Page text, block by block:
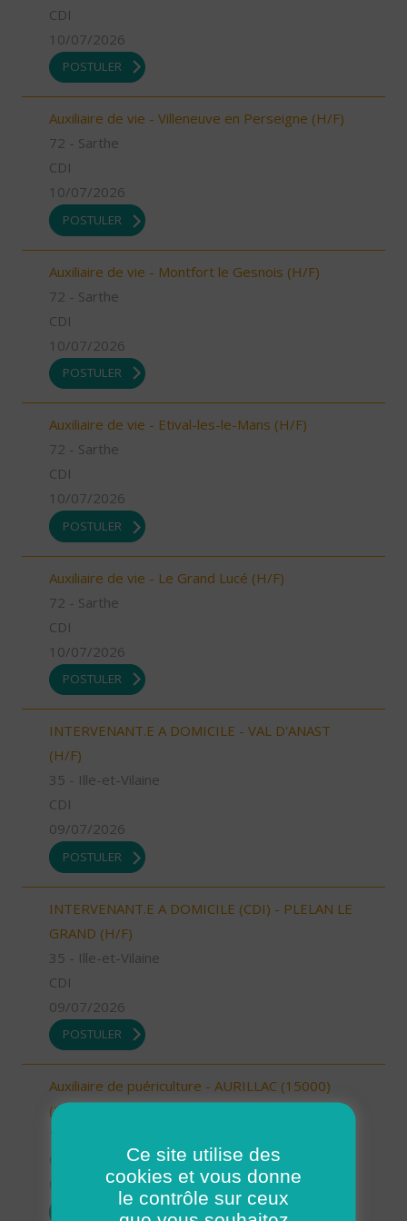
CDI
10/07/2026
POSTULER
Auxiliaire de vie - Villeneuve en Perseigne (H/F)
72 - Sarthe
CDI
10/07/2026
POSTULER
Auxiliaire de vie - Montfort le Gesnois (H/F)
72 - Sarthe
CDI
10/07/2026
POSTULER
Auxiliaire de vie - Etival-les-le-Mans (H/F)
72 - Sarthe
CDI
10/07/2026
POSTULER
Auxiliaire de vie - Le Grand Lucé (H/F)
72 - Sarthe
CDI
10/07/2026
POSTULER
INTERVENANT.E A DOMICILE - VAL D'ANAST
(H/F)
35 - Ille-et-Vilaine
CDI
09/07/2026
POSTULER
INTERVENANT.E A DOMICILE (CDI) - PLELAN LE
GRAND (H/F)
35 - Ille-et-Vilaine
CDI
09/07/2026
POSTULER
Auxiliaire de puériculture - AURILLAC (15000)
(H/F)
09/07/2026
Ce site utilise des
cookies et vous donne
le contrôle sur ceux